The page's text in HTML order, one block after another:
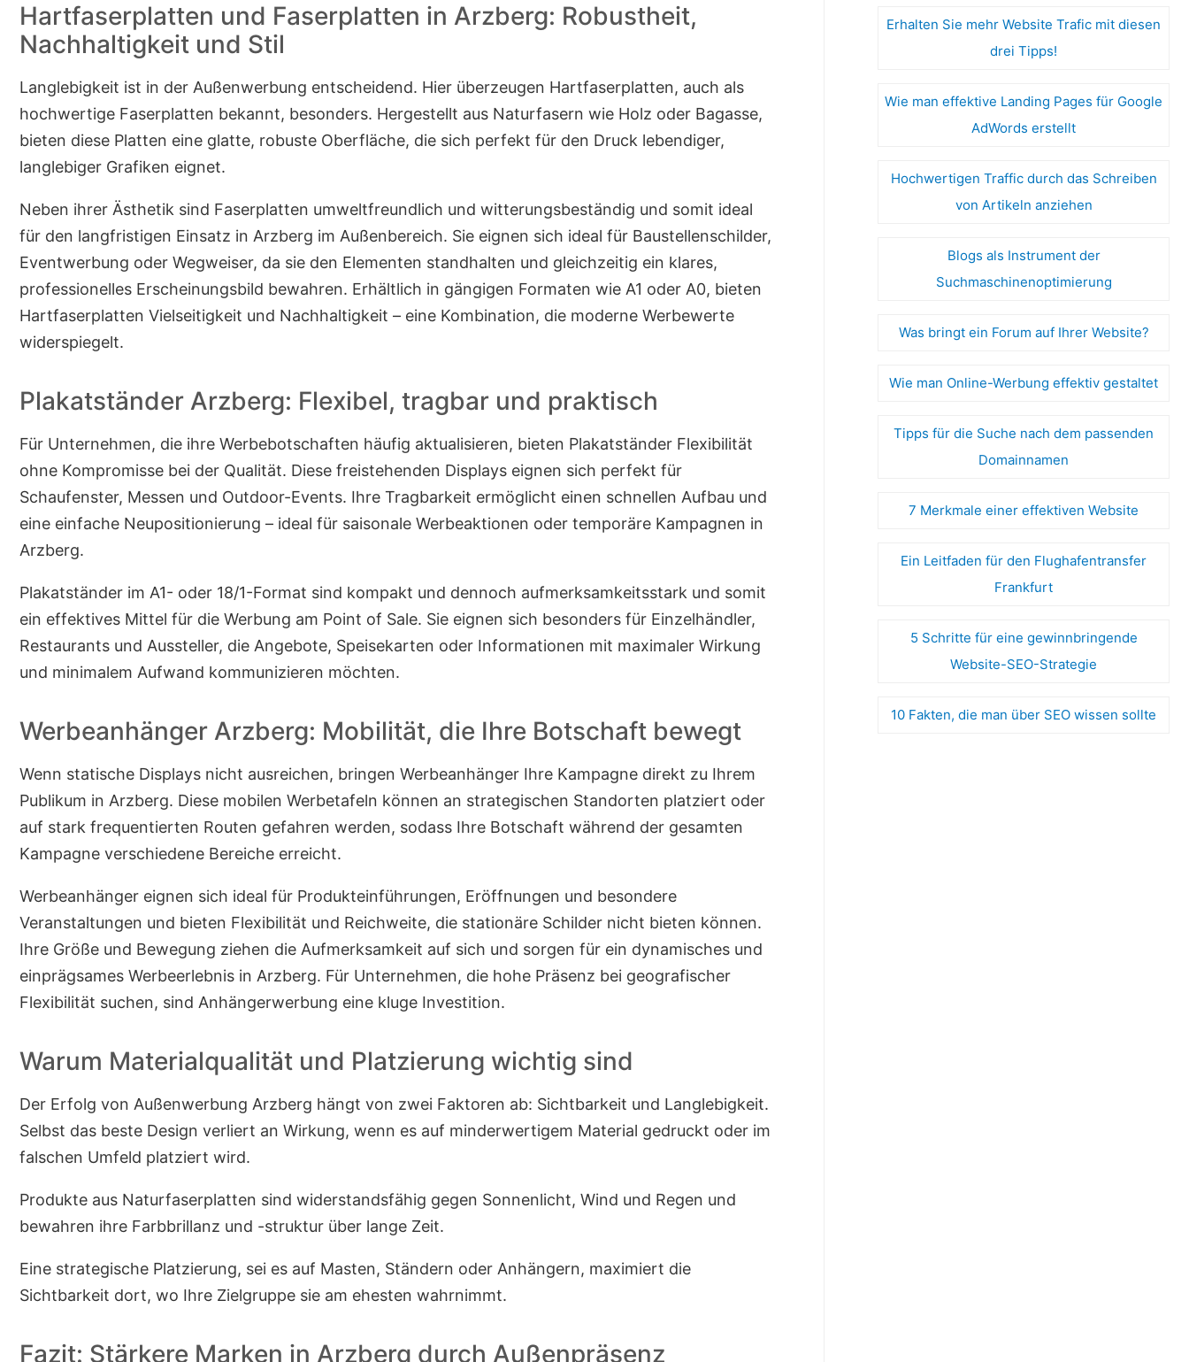
Hartfaserplatten und Faserplatten in Arzberg: Robustheit,
Nachhaltigkeit und Stil
Langlebigkeit ist in der Außenwerbung entscheidend. Hier überzeugen Hartfaserplatten, auch als
hochwertige Faserplatten bekannt, besonders. Hergestellt aus Naturfasern wie Holz oder Bagasse,
bieten diese Platten eine glatte, robuste Oberfläche, die sich perfekt für den Druck lebendiger,
langlebiger Grafiken eignet.
Neben ihrer Ästhetik sind Faserplatten umweltfreundlich und witterungsbeständig und somit ideal
für den langfristigen Einsatz in Arzberg im Außenbereich. Sie eignen sich ideal für Baustellenschilder,
Eventwerbung oder Wegweiser, da sie den Elementen standhalten und gleichzeitig ein klares,
professionelles Erscheinungsbild bewahren. Erhältlich in gängigen Formaten wie A1 oder A0, bieten
Hartfaserplatten Vielseitigkeit und Nachhaltigkeit – eine Kombination, die moderne Werbewerte
widerspiegelt.
Plakatständer Arzberg: Flexibel, tragbar und praktisch
Für Unternehmen, die ihre Werbebotschaften häufig aktualisieren, bieten Plakatständer Flexibilität
ohne Kompromisse bei der Qualität. Diese freistehenden Displays eignen sich perfekt für
Schaufenster, Messen und Outdoor-Events. Ihre Tragbarkeit ermöglicht einen schnellen Aufbau und
eine einfache Neupositionierung – ideal für saisonale Werbeaktionen oder temporäre Kampagnen in
Arzberg.
Plakatständer im A1- oder 18/1-Format sind kompakt und dennoch aufmerksamkeitsstark und somit
ein effektives Mittel für die Werbung am Point of Sale. Sie eignen sich besonders für Einzelhändler,
Restaurants und Aussteller, die Angebote, Speisekarten oder Informationen mit maximaler Wirkung
und minimalem Aufwand kommunizieren möchten.
Werbeanhänger Arzberg: Mobilität, die Ihre Botschaft bewegt
Wenn statische Displays nicht ausreichen, bringen Werbeanhänger Ihre Kampagne direkt zu Ihrem
Publikum in Arzberg. Diese mobilen Werbetafeln können an strategischen Standorten platziert oder
auf stark frequentierten Routen gefahren werden, sodass Ihre Botschaft während der gesamten
Kampagne verschiedene Bereiche erreicht.
Werbeanhänger eignen sich ideal für Produkteinführungen, Eröffnungen und besondere
Veranstaltungen und bieten Flexibilität und Reichweite, die stationäre Schilder nicht bieten können.
Ihre Größe und Bewegung ziehen die Aufmerksamkeit auf sich und sorgen für ein dynamisches und
einprägsames Werbeerlebnis in Arzberg. Für Unternehmen, die hohe Präsenz bei geografischer
Flexibilität suchen, sind Anhängerwerbung eine kluge Investition.
Warum Materialqualität und Platzierung wichtig sind
Der Erfolg von Außenwerbung Arzberg hängt von zwei Faktoren ab: Sichtbarkeit und Langlebigkeit.
Selbst das beste Design verliert an Wirkung, wenn es auf minderwertigem Material gedruckt oder im
falschen Umfeld platziert wird.
Produkte aus Naturfaserplatten sind widerstandsfähig gegen Sonnenlicht, Wind und Regen und
bewahren ihre Farbbrillanz und -struktur über lange Zeit.
Eine strategische Platzierung, sei es auf Masten, Ständern oder Anhängern, maximiert die
Sichtbarkeit dort, wo Ihre Zielgruppe sie am ehesten wahrnimmt.
Fazit: Stärkere Marken in Arzberg durch Außenpräsenz
Erhalten Sie mehr Website Trafic mit diesen
drei Tipps!
Wie man effektive Landing Pages für Google
AdWords erstellt
Hochwertigen Traffic durch das Schreiben
von Artikeln anziehen
Blogs als Instrument der
Suchmaschinenoptimierung
Was bringt ein Forum auf Ihrer Website?
Wie man Online-Werbung effektiv gestaltet
Tipps für die Suche nach dem passenden
Domainnamen
7 Merkmale einer effektiven Website
Ein Leitfaden für den Flughafentransfer
Frankfurt
5 Schritte für eine gewinnbringende
Website-SEO-Strategie
10 Fakten, die man über SEO wissen sollte